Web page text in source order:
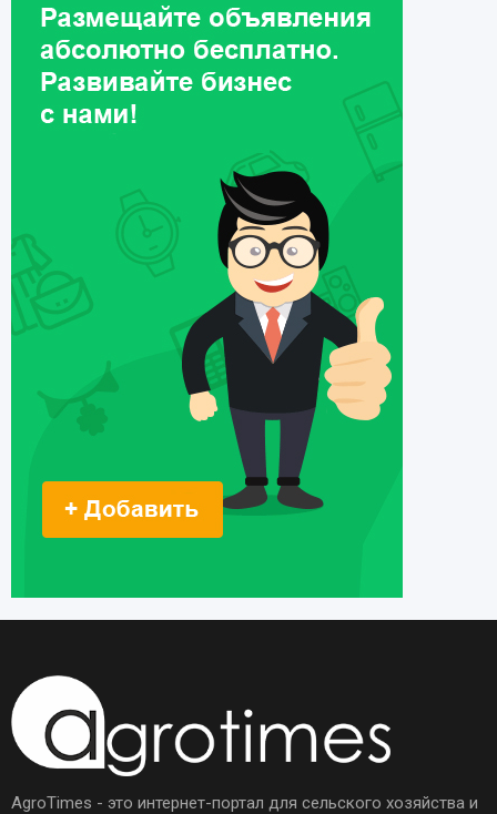
AgroTimes - это интернет-портал для сельского хозяйства и